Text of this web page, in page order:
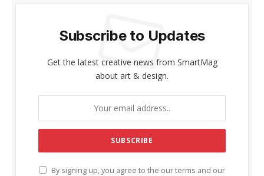
Subscribe to Updates
Get the latest creative news from SmartMag
about art & design.
By signing up, you agree to the our terms and our